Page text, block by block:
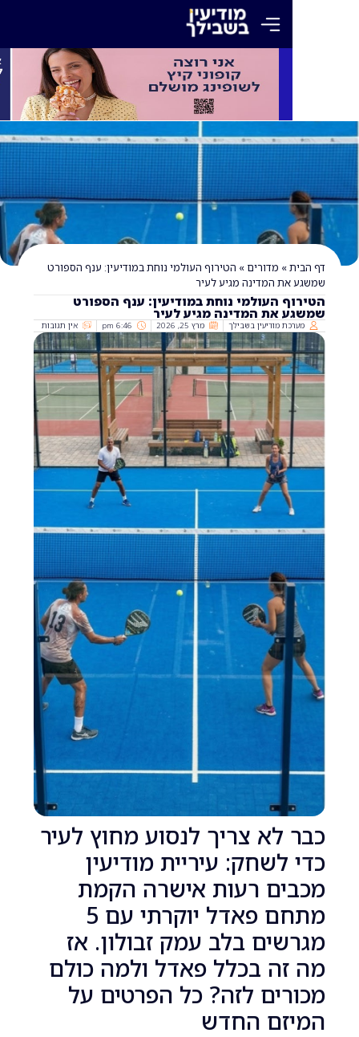
»מדורים »הטירוף העולמי נוחת במודיעין: ענף הספורט
המדינה מגיע לעיר
העולמי נוחת במודיעין: ענף הספורט
את המדינה מגיע לעיר
מודיעין בשבילך מרץ 25, 2026 6:46 pm אין תגובות
לא צריך לנסוע מחוץ לעיר
עיריית מודיעין
רעות אישרה הקמת
מתחם פאדל יוקרתי עם 5
בלב עמק זבולון. אז
בכלל פאדל ולמה כולם
לזה? כל הפרטים על
החדש